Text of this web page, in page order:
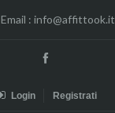
Email : info@affittook.it
Login Registrati